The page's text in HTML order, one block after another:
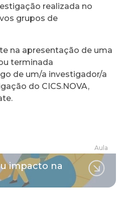
realizada no
grupos de
na apresentação de uma
terminada
de um/a investigador/a
do CICS.NOVA,
Aula
impacto na